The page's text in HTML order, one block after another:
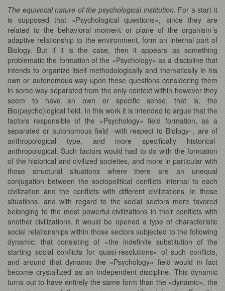
The equivocal nature of the psychological institution. For a start it
is supposed that «Psychological questions», since they are
related to the behavioral moment or plane of the organism´s
adaptive relationship to the environment, form an internal part of
Biology. But if it is the case, then it appears as something
problematic the formation of the «Psychology» as a discipline that
intends to organize itself methodologically and thematically in his
own or autonomous way upon these questions considering them
in some way separated from the only context within however they
seem to have an own or specific sense, that is, the
Bio(psycho)logical field. In this work it is intended to argue that the
factors responsible of the «Psychology» field formation, as a
separated or autonomous field –with respect to Biology–, are of
anthropological type, and more specifically historical-
anthropological. Such factors would had to do with the formation
of the historical and civilized societies, and more in particular with
those structural situations where there are an unequal
conjugation between the sociopolitical conflicts internal to each
civilization and the conflicts with different civilizations. In those
situations, and with regard to the social sectors more favored
belonging to the most powerful civilizations in their conflicts with
another civilizations, it would be opened a type of characteristic
social relationships within those sectors subjected to the following
dynamic: that consisting of «the indefinite substitution of the
starting social conflicts for quasi-resolutions» of such conflicts,
and around that dynamic the «Psychology» field would in fact
become crystallized as an independent discipline. This dynamic
turns out to have entirely the same form than the «dynamic», the